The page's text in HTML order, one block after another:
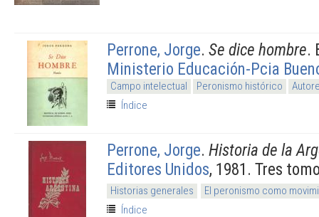
Perrone, Jorge. Se dice hombre.
Ministerio Educación-Pcia
Campo intelectual Peronismo histórico
Índice
Perrone, Jorge. Historia de la
Editores Unidos, 1981. Tres
Historias generales
El peronismo como
Índice